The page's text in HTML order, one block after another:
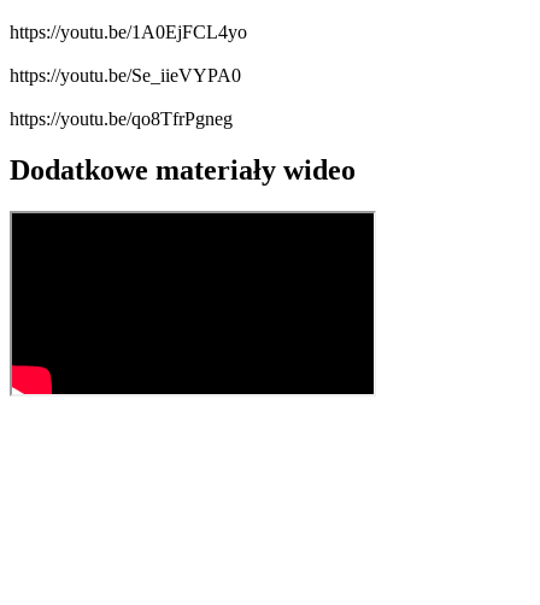
https://youtu.be/1A0EjFCL4yo
https://youtu.be/Se_iieVYPA0
https://youtu.be/qo8TfrPgneg
Dodatkowe materiały wideo